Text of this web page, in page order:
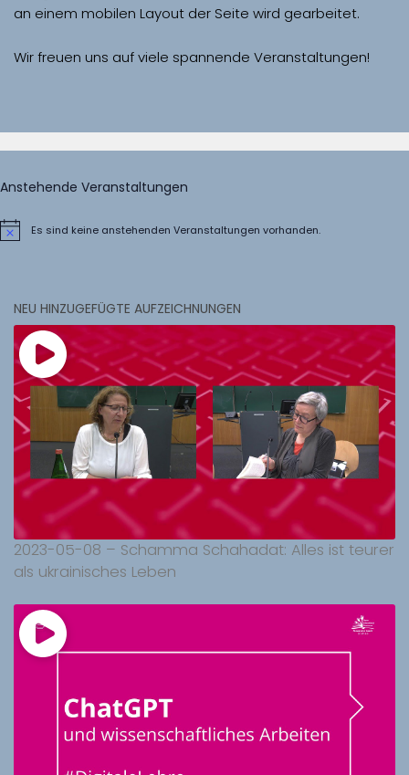
Wir freuen uns auf viele spannende Veranstaltungen!
Anstehende Veranstaltungen
HinweisEs sind keine anstehenden Veranstaltungen vorhanden.
NEU HINZUGEFÜGTE AUFZEICHNUNGEN
2023-05-08 – Schamma Schahadat: Alles ist teurer
als ukrainisches Leben